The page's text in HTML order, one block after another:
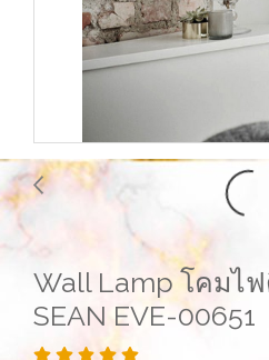
Wall Lamp โคมไ
SEAN EVE-00651